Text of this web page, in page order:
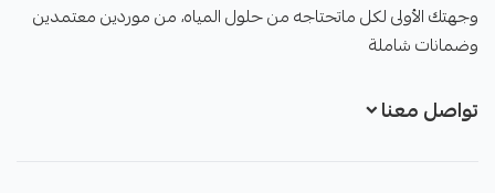
وجهتك الأولى لكل ماتحتاجه من حلول المياه، من موردين معتمدين
وضمانات شاملة
تواصل معنا